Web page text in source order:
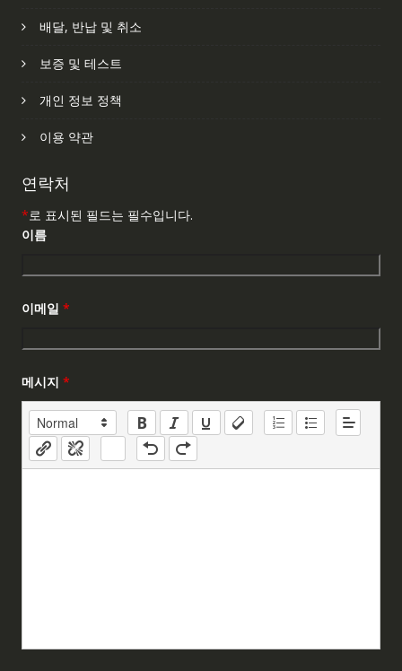
배달, 반납 및 취소
보증 및 테스트
개인 정보 정책
이용 약관
연락처
*로 표시된 필드는 필수입니다.
이름
이메일 *
메시지 *